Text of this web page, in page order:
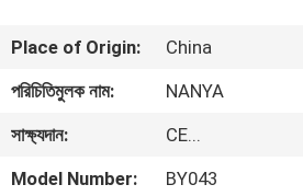
ভিডিও
প্রদর্শন
Place of Origin:
China
পরিচিতিমুলক নাম:
NANYA
সাক্ষ্যদান:
CE...
Model Number:
BY043